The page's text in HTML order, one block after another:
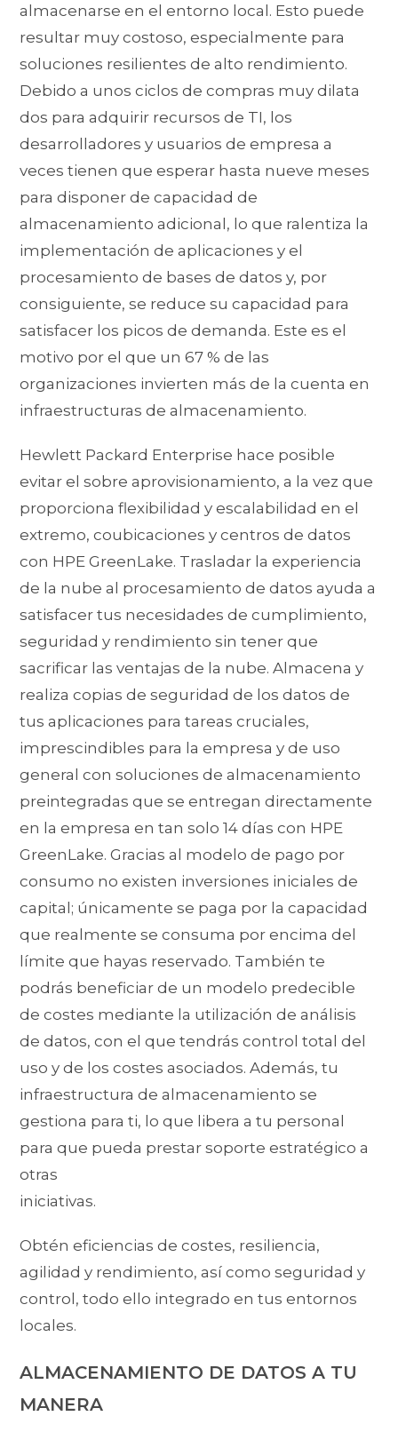
almacenarse en el entorno local. Esto puede
resultar muy costoso, especialmente para
soluciones resilientes de alto rendimiento.
Debido a unos ciclos de compras muy dilata
dos para adquirir recursos de TI, los
desarrolladores y usuarios de empresa a
veces tienen que esperar hasta nueve meses
para disponer de capacidad de
almacenamiento adicional, lo que ralentiza la
implementación de aplicaciones y el
procesamiento de bases de datos y, por
consiguiente, se reduce su capacidad para
satisfacer los picos de demanda. Este es el
motivo por el que un 67 % de las
organizaciones invierten más de la cuenta en
infraestructuras de almacenamiento.
Hewlett Packard Enterprise hace posible
evitar el sobre aprovisionamiento, a la vez que
proporciona flexibilidad y escalabilidad en el
extremo, coubicaciones y centros de datos
con HPE GreenLake. Trasladar la experiencia
de la nube al procesamiento de datos ayuda a
satisfacer tus necesidades de cumplimiento,
seguridad y rendimiento sin tener que
sacrificar las ventajas de la nube. Almacena y
realiza copias de seguridad de los datos de
tus aplicaciones para tareas cruciales,
imprescindibles para la empresa y de uso
general con soluciones de almacenamiento
preintegradas que se entregan directamente
en la empresa en tan solo 14 días con HPE
GreenLake. Gracias al modelo de pago por
consumo no existen inversiones iniciales de
capital; únicamente se paga por la capacidad
que realmente se consuma por encima del
límite que hayas reservado. También te
podrás beneficiar de un modelo predecible
de costes mediante la utilización de análisis
de datos, con el que tendrás control total del
uso y de los costes asociados. Además, tu
infraestructura de almacenamiento se
gestiona para ti, lo que libera a tu personal
para que pueda prestar soporte estratégico a
otras
iniciativas.
Obtén eficiencias de costes, resiliencia,
agilidad y rendimiento, así como seguridad y
control, todo ello integrado en tus entornos
locales.
ALMACENAMIENTO DE DATOS A TU
MANERA